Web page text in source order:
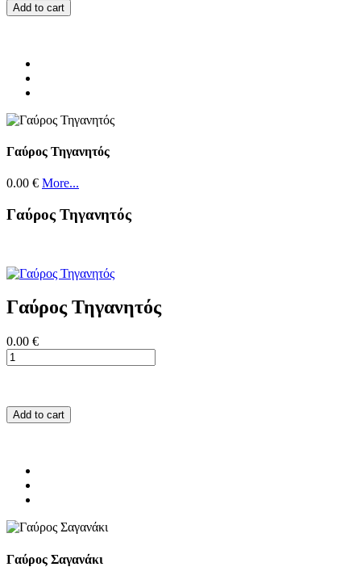
Add to cart
Γαύρος Τηγανητός
0.00 € More...
Γαύρος Τηγανητός
Γαύρος Τηγανητός
0.00 €
Add to cart
Γαύρος Σαγανάκι